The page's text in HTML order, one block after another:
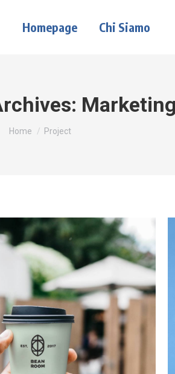
Homepage Chi Siamo
Tu sei qui:
Home Project